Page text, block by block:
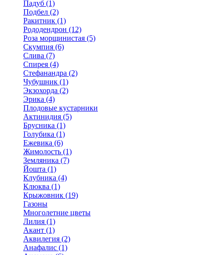
Падуб (1)
Подбел (2)
Ракитник (1)
Рододендрон (12)
Роза морщинистая (5)
Скумпия (6)
Слива (7)
Спирея (4)
Стефанандра (2)
Чубушник (1)
Экзохорда (2)
Эрика (4)
Плодовые кустарники
Актинидия (5)
Брусника (1)
Голубика (1)
Ежевика (6)
Жимолость (1)
Земляника (7)
Йошта (1)
Клубника (4)
Клюква (1)
Крыжовник (19)
Газоны
Многолетние цветы
Лилия (1)
Акант (1)
Аквилегия (2)
Анафалис (1)